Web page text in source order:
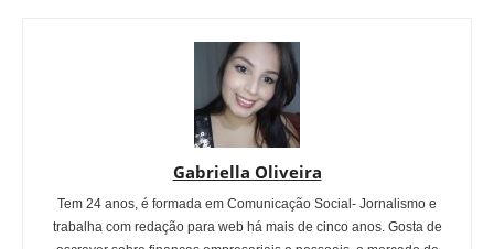
Gabriella Oliveira
Tem 24 anos, é formada em Comunicação Social- Jornalismo e
trabalha com redação para web há mais de cinco anos. Gosta de